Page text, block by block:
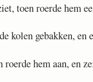
toen roerde hem
kolen gebakken, en
hem aan, en